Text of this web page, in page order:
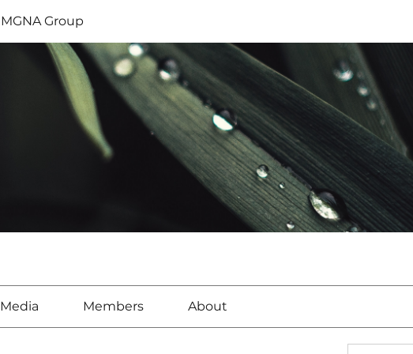
MGNA Group
Media Members About